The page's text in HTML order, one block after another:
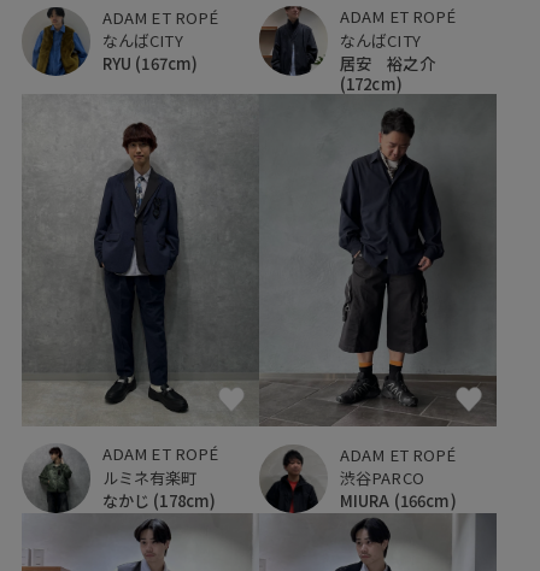
ADAM ET ROPÉ
なんばCITY
RYU (167cm)
ADAM ET ROPÉ
なんばCITY
居安 裕之介
(172cm)
ADAM ET ROPÉ
ルミネ有楽町
なかじ (178cm)
ADAM ET ROPÉ
渋谷PARCO
MIURA (166cm)